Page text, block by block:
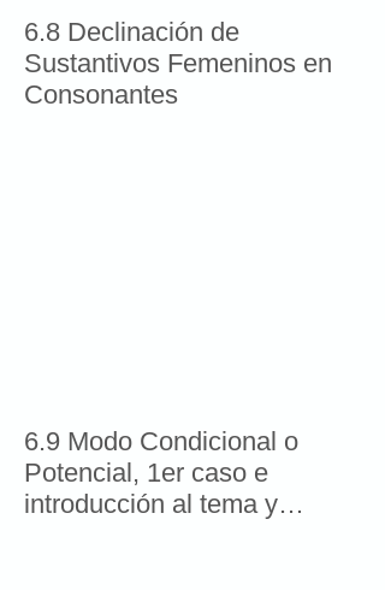
6.8 Declinación de
Sustantivos Femeninos en
Consonantes
6.9 Modo Condicional o
Potencial, 1er caso e
introducción al tema y